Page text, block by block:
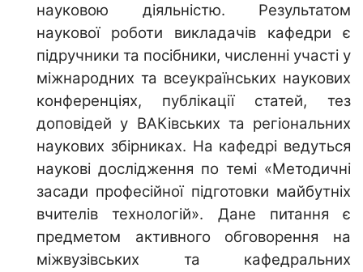
науковою діяльністю. Результатом
наукової роботи викладачів кафедри є
підручники та посібники, численні участі у
міжнародних та всеукраїнських наукових
конференціях, публікації статей, тез
доповідей у ВАКівських та регіональних
наукових збірниках. На кафедрі ведуться
наукові дослідження по темі «Методичні
засади професійної підготовки майбутніх
вчителів технологій». Дане питання є
предметом активного обговорення на
міжвузівських та кафедральних